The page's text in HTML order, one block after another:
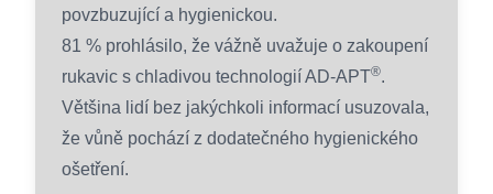
povzbuzující a hygienickou.
81 % prohlásilo, že vážně uvažuje o zakoupení
rukavic s chladivou technologií AD-APT®.
Většina lidí bez jakýchkoli informací usuzovala,
že vůně pochází z dodatečného hygienického
ošetření.